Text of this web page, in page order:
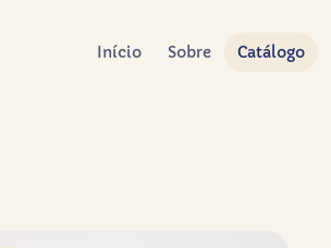
Início Sobre Catálogo